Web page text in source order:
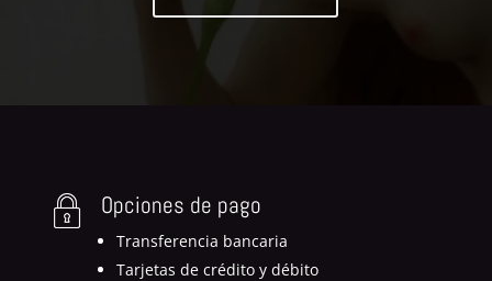
Opciones de pago
Transferencia bancaria
Tarjetas de crédito y débito